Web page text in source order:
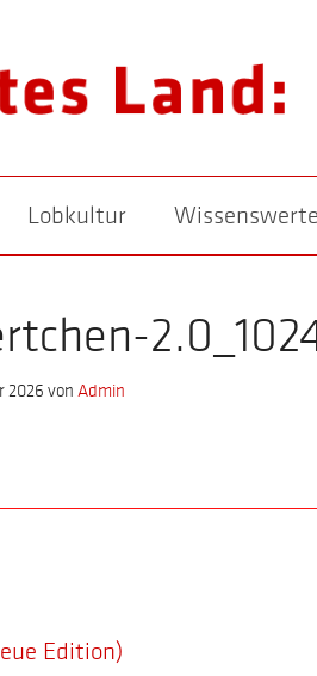
Lobkultur
2026 vonAdmin
Edition)